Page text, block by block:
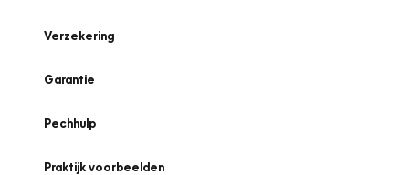
Verzekering
Garantie
Pechhulp
Praktijk voorbeelden